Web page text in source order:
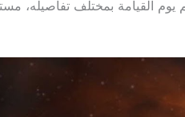
القيامة بمختلف تفاصيله،